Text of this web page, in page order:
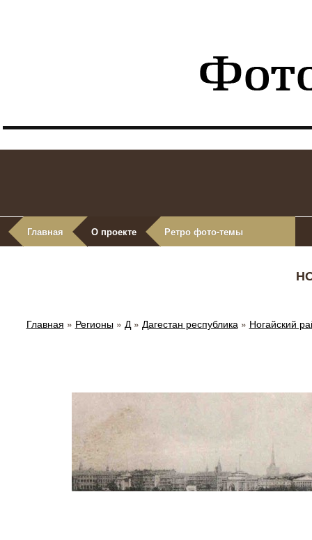
Главная О проекте Ретро фото-темы
Главная » Регионы» Д» Дагестан республика» Ногайский